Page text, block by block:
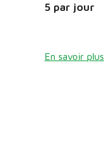
5 par jour
En savoir plus